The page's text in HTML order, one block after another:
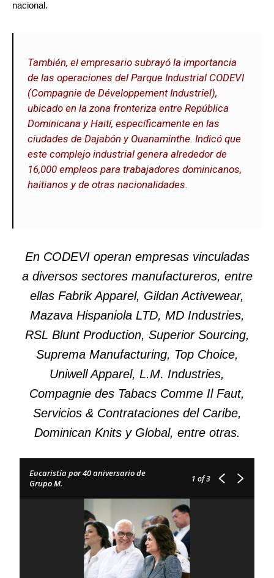
nacional.
También, el empresario subrayó la importancia
de las operaciones del Parque Industrial CODEVI
(Compagnie de Développement Industriel),
ubicado en la zona fronteriza entre República
Dominicana y Haití, específicamente en las
ciudades de Dajabón y Ouanaminthe. Indicó que
este complejo industrial genera alrededor de
16,000 empleos para trabajadores dominicanos,
haitianos y de otras nacionalidades.
En CODEVI operan empresas vinculadas
a diversos sectores manufactureros, entre
ellas Fabrik Apparel, Gildan Activewear,
Mazava Hispaniola LTD, MD Industries,
RSL Blunt Production, Superior Sourcing,
Suprema Manufacturing, Top Choice,
Uniwell Apparel, L.M. Industries,
Compagnie des Tabacs Comme Il Faut,
Servicios & Contrataciones del Caribe,
Dominican Knits y Global, entre otras.
Eucaristía por 40 aniversario de
Grupo M.
1 of 3